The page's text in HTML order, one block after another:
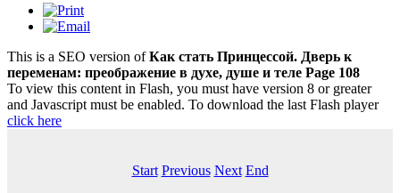
This is a SEO version ofКак стать Принцессой. Дверь к
переменам: преображение в духе, душе и теле Page 108
To view this content in Flash, you must have version 8 or greater
and Javascript must be enabled. To download the last Flash player
click here
Start Previous Next End